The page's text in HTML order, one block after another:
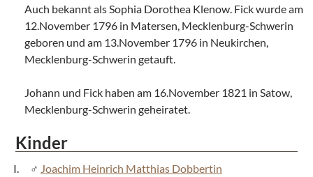
Auch bekannt als Sophia Dorothea Klenow. Fick wurde am
12.November 1796 in Matersen, Mecklenburg-Schwerin
geboren und am 13.November 1796 in Neukirchen,
Mecklenburg-Schwerin getauft.
Johann und Fick haben am 16.November 1821 in Satow,
Mecklenburg-Schwerin geheiratet.
Kinder
Joachim Heinrich Matthias Dobbertin